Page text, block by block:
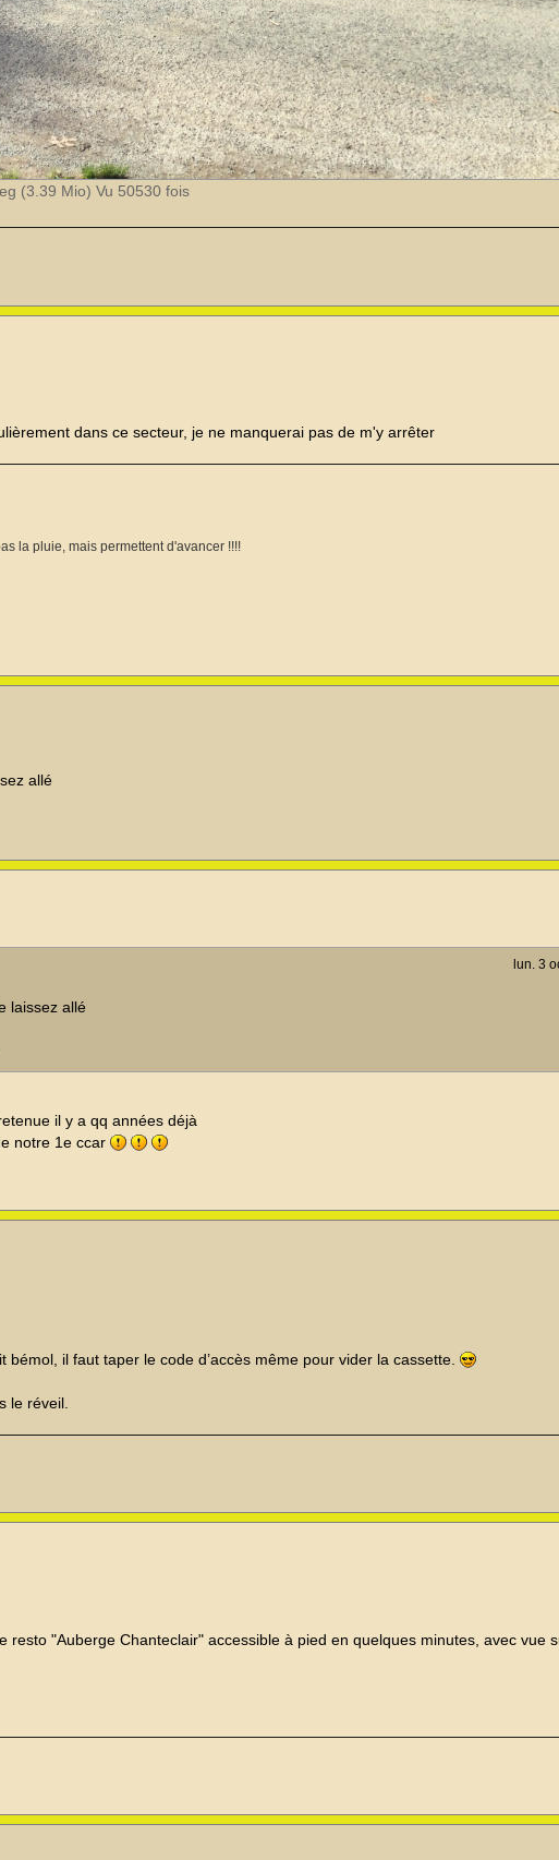
(3.39 Mio) Vu 50530 fois
dans ce secteur, je ne manquerai pas de m'y arrêter
la pluie, mais permettent d'avancer !!!!
allé
lun. 3
laissez allé
il y a qq années déjà
notre 1e ccar
bémol, il faut taper le code d’accès même pour vider la cassette.
le réveil.
"Auberge Chanteclair" accessible à pied en quelques minutes, avec vue